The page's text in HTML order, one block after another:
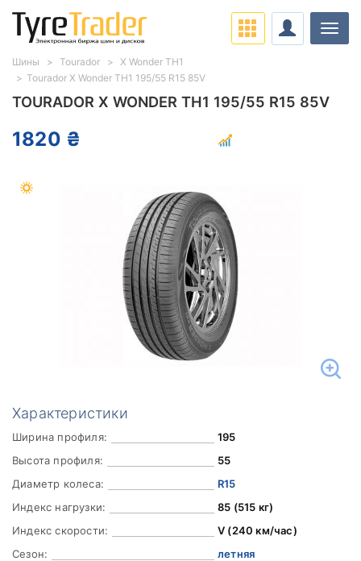
TOURADOR X WONDER TH1 195/55 R15 85V
1820 ₴
Характеристики
Ширина профиля:
195
Высота профиля:
55
Диаметр колеса:
R15
Индекс нагрузки:
85 (515 кг)
Индекс скорости:
V (240 км/час)
Сезон:
летняя
Шины Tourador
X Wonder TH1
Tourador X Wonder TH1 195/55 R15 85V